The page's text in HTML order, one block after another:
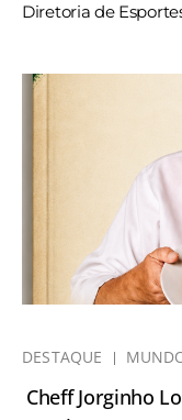
Diretoria de
DESTAQUE
Cheff Jorginho